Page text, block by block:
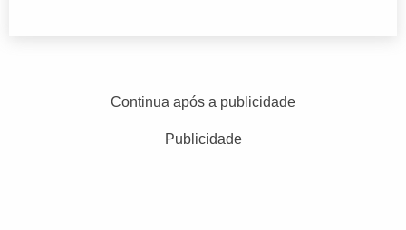
Continua após a publicidade
Publicidade